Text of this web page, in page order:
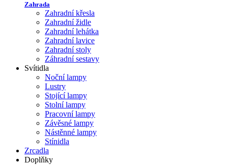
Zahrada
Zahradní křesla
Zahradní židle
Zahradní lehátka
Zahradní lavice
Zahradní stoly
Záhradní sestavy
Svítidla
Noční lampy
Lustry
Stojící lampy
Stolní lampy
Pracovní lampy
Závěsné lampy
Nástěnné lampy
Stínidla
Zrcadla
Doplňky